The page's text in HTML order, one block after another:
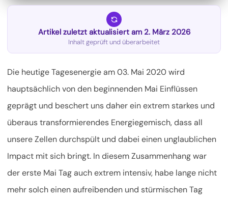
Artikel zuletzt aktualisiert am 2. März 2026
Inhalt geprüft und überarbeitet
Die heutige Tagesenergie am 03. Mai 2020 wird
hauptsächlich von den beginnenden Mai Einflüssen
geprägt und beschert uns daher ein extrem starkes und
überaus transformierendes Energiegemisch, dass all
unsere Zellen durchspült und dabei einen unglaublichen
Impact mit sich bringt. In diesem Zusammenhang war
der erste Mai Tag auch extrem intensiv, habe lange nicht
mehr solch einen aufreibenden und stürmischen Tag